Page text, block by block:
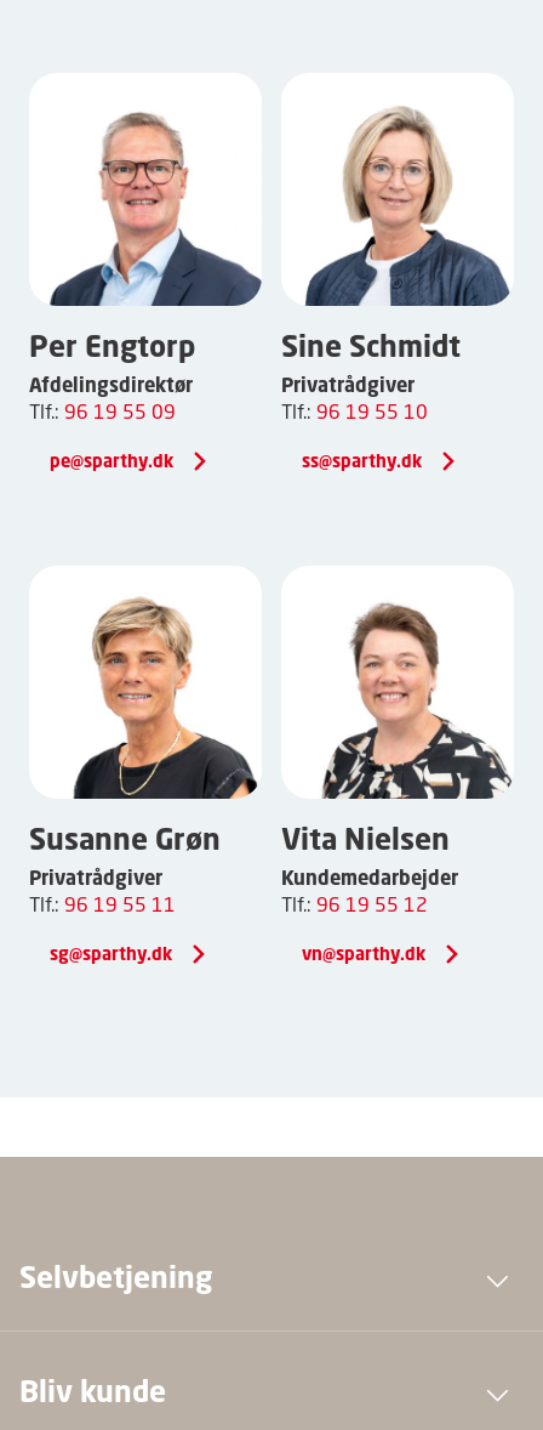
Per Engtorp
Afdelingsdirektør
Tlf.: 96 19 55 09
pe@sparthy.dk
Sine Schmidt
Privatrådgiver
Tlf.: 96 19 55 10
ss@sparthy.dk
Susanne Grøn
Privatrådgiver
Tlf.: 96 19 55 11
sg@sparthy.dk
Vita Nielsen
Kundemedarbejder
Tlf.: 96 19 55 12
vn@sparthy.dk
Selvbetjening
Bliv kunde